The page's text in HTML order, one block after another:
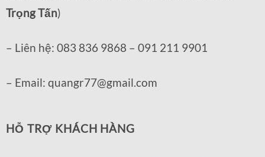
Trọng Tấn)
– Liên hệ: 083 836 9868 – 091 211 9901
– Email: quangr77@gmail.com
HỖ TRỢ KHÁCH HÀNG